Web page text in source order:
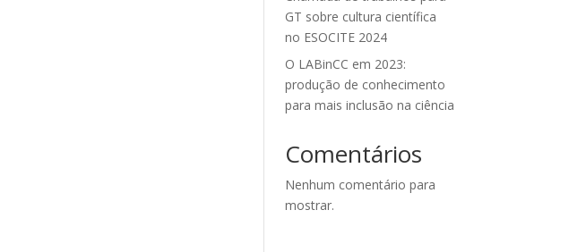
GT sobre cultura científica
no ESOCITE 2024
O LABinCC em 2023:
produção de conhecimento
para mais inclusão na ciência
Comentários
Nenhum comentário para
mostrar.